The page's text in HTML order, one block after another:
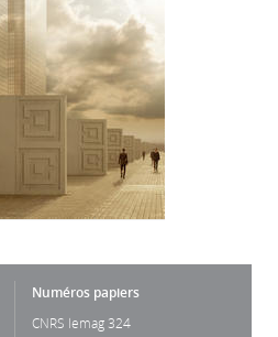
Numéros papiers
CNRS lemag 324